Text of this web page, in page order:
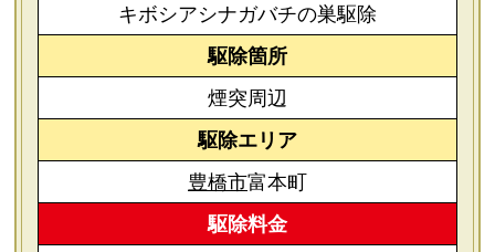
キボシアシナガバチの巣駆除
駆除箇所
煙突周辺
駆除エリア
豊橋市富本町
駆除料金